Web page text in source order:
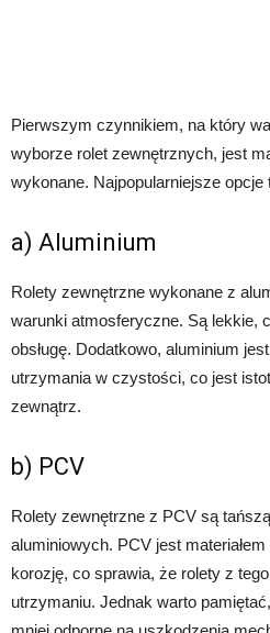
Pierwszym czynnikiem, na który
wyborze rolet zewnętrznych, jest
wykonane. Najpopularniejsze opcje
a) Aluminium
Rolety zewnętrzne wykonane z
warunki atmosferyczne. Są lekkie,
obsługę. Dodatkowo, aluminium
utrzymania w czystości, co jest
zewnątrz.
b) PCV
Rolety zewnętrzne z PCV są
aluminiowych. PCV jest
korozję, co sprawia, że rolety z tego
utrzymaniu. Jednak warto